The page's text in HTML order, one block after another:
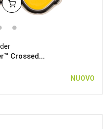
Crossed...
NUOVO